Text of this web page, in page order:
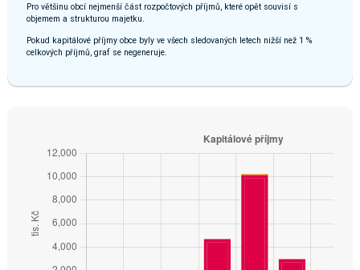
Pro většinu obcí nejmenší část rozpočtových příjmů, které opět souvisí s
objemem a strukturou majetku.
Pokud kapitálové příjmy obce byly ve všech sledovaných letech nižší než 1 %
celkových příjmů, graf se negeneruje.